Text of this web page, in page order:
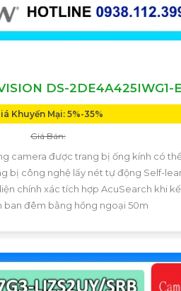
DS-2DE4A425IWG1-
Khuyến Mại: 5%-35%
Giá Bán:
camera được trang bị ống kính có
bị công nghệ lấy nét tự động Self-
chính xác tích hợp AcuSearch khi
ban đêm bằng hồng ngoại 50m